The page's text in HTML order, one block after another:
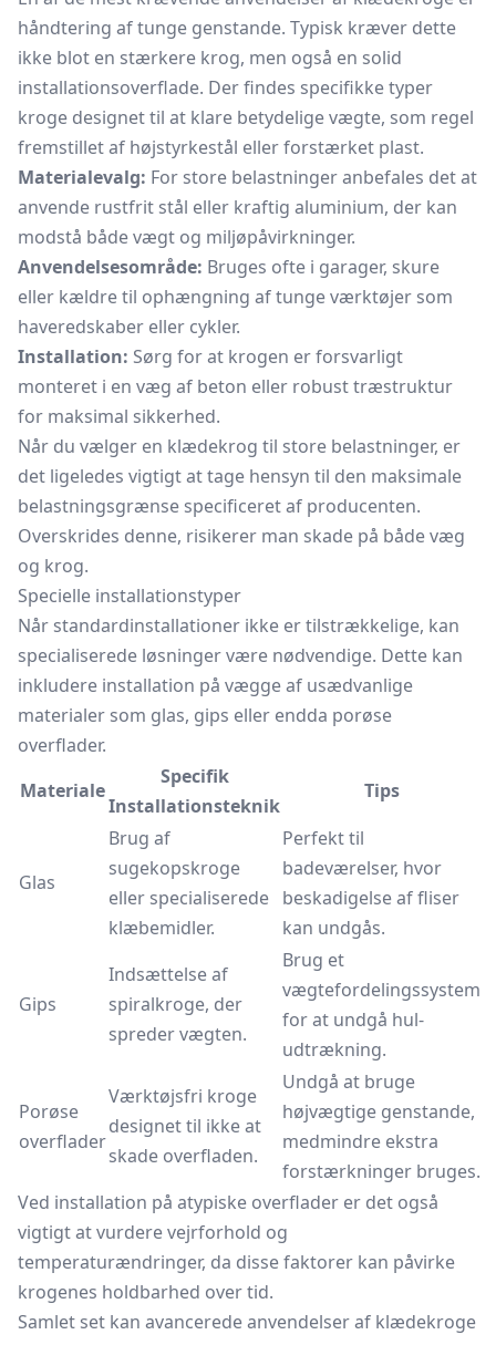
håndtering af tunge genstande. Typisk kræver dette
ikke blot en stærkere krog, men også en solid
installationsoverflade. Der findes specifikke typer
kroge designet til at klare betydelige vægte, som regel
fremstillet af højstyrkestål eller forstærket plast.
Materialevalg: For store belastninger anbefales det at
anvende rustfrit stål eller kraftig aluminium, der kan
modstå både vægt og miljøpåvirkninger.
Anvendelsesområde: Bruges ofte i garager, skure
eller kældre til ophængning af tunge værktøjer som
haveredskaber eller cykler.
Installation: Sørg for at krogen er forsvarligt
monteret i en væg af beton eller robust træstruktur
for maksimal sikkerhed.
Når du vælger en klædekrog til store belastninger, er
det ligeledes vigtigt at tage hensyn til den maksimale
belastningsgrænse specificeret af producenten.
Overskrides denne, risikerer man skade på både væg
og krog.
Specielle installationstyper
Når standardinstallationer ikke er tilstrækkelige, kan
specialiserede løsninger være nødvendige. Dette kan
inkludere installation på vægge af usædvanlige
materialer som glas, gips eller endda porøse
overflader.
Materiale
Specifik
Installationsteknik
Tips
Glas
Brug af
sugekopskroge
eller specialiserede
klæbemidler.
Perfekt til
badeværelser, hvor
beskadigelse af fliser
kan undgås.
Gips
Indsættelse af
spiralkroge, der
spreder vægten.
Brug et
vægtefordelingssystem
for at undgå hul-
udtrækning.
Porøse
overflader
Værktøjsfri kroge
designet til ikke at
skade overfladen.
Undgå at bruge
højvægtige genstande,
medmindre ekstra
forstærkninger bruges.
Ved installation på atypiske overflader er det også
vigtigt at vurdere vejrforhold og
temperaturændringer, da disse faktorer kan påvirke
krogenes holdbarhed over tid.
Samlet set kan avancerede anvendelser af klædekroge